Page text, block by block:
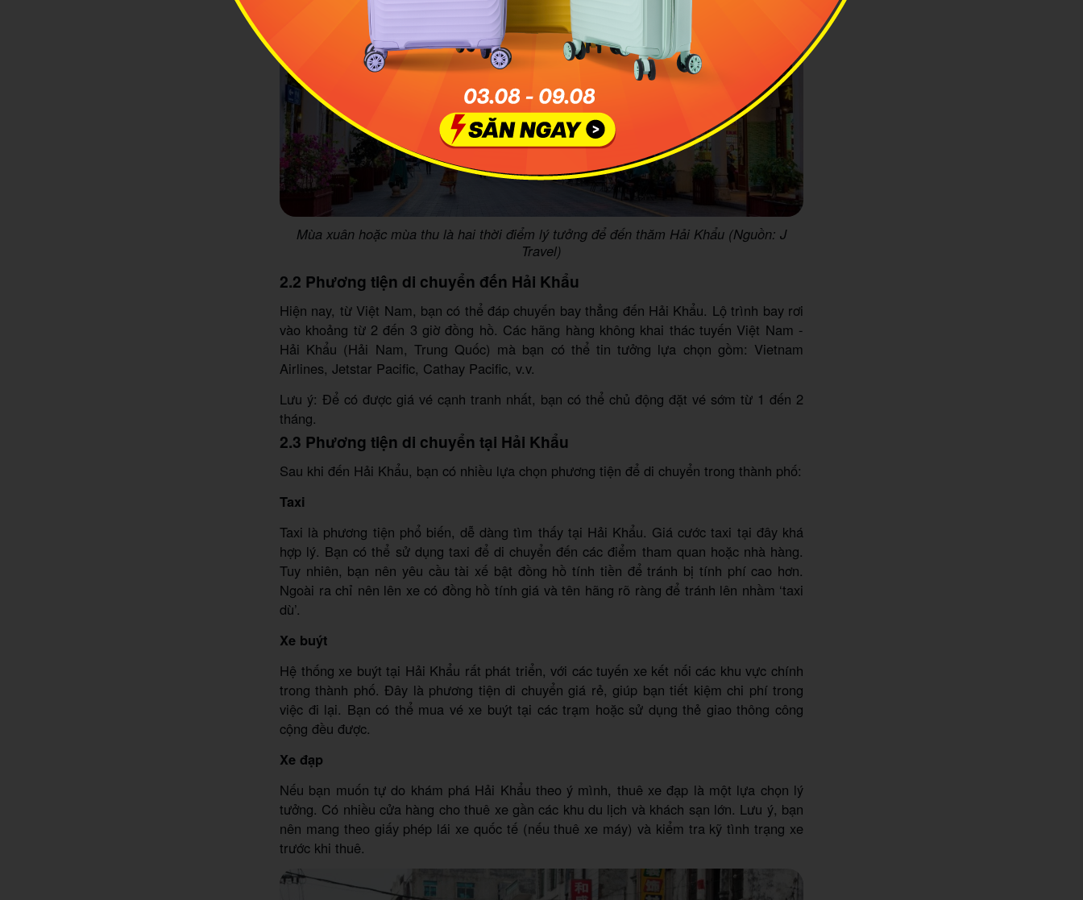
Mùa xuân hoặc mùa thu là hai thời điểm lý tưởng để đến thăm Hải Khẩu (Nguồn: J
Travel)
2.2 Phương tiện di chuyển đến Hải Khẩu
Hiện nay, từ Việt Nam, bạn có thể đáp chuyến bay thẳng đến Hải Khẩu. Lộ trình bay rơi
vào khoảng từ 2 đến 3 giờ đồng hồ. Các hãng hàng không khai thác tuyến Việt Nam -
Hải Khẩu (Hải Nam, Trung Quốc) mà bạn có thể tin tưởng lựa chọn gồm: Vietnam
Airlines, Jetstar Pacific, Cathay Pacific, v.v.
Lưu ý: Để có được giá vé cạnh tranh nhất, bạn có thể chủ động đặt vé sớm từ 1 đến 2
tháng.
2.3 Phương tiện di chuyển tại Hải Khẩu
Sau khi đến Hải Khẩu, bạn có nhiều lựa chọn phương tiện để di chuyển trong thành phố:
Taxi
Taxi là phương tiện phổ biến, dễ dàng tìm thấy tại Hải Khẩu. Giá cước taxi tại đây khá
hợp lý. Bạn có thể sử dụng taxi để di chuyển đến các điểm tham quan hoặc nhà hàng.
Tuy nhiên, bạn nên yêu cầu tài xế bật đồng hồ tính tiền để tránh bị tính phí cao hơn.
Ngoài ra chỉ nên lên xe có đồng hồ tính giá và tên hãng rõ ràng để tránh lên nhầm ‘taxi
dù’.
Xe buýt
Hệ thống xe buýt tại Hải Khẩu rất phát triển, với các tuyến xe kết nối các khu vực chính
trong thành phố. Đây là phương tiện di chuyển giá rẻ, giúp bạn tiết kiệm chi phí trong
việc đi lại. Bạn có thể mua vé xe buýt tại các trạm hoặc sử dụng thẻ giao thông công
cộng đều được.
Xe đạp
Nếu bạn muốn tự do khám phá Hải Khẩu theo ý mình, thuê xe đạp là một lựa chọn lý
tưởng. Có nhiều cửa hàng cho thuê xe gần các khu du lịch và khách sạn lớn. Lưu ý, bạn
nên mang theo giấy phép lái xe quốc tế (nếu thuê xe máy) và kiểm tra kỹ tình trạng xe
trước khi thuê.